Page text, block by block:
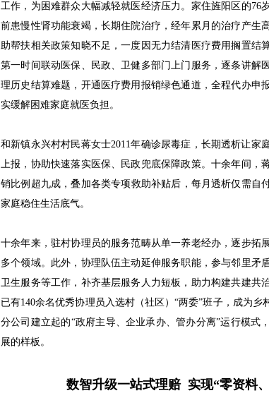
工作，为困难群众大幅减轻就医经济压力。家住旌阳区的76
前患慢性肾功能衰竭，长期住院治疗，经年累月的治疗产生
助帮扶相关政策知晓不足，一度因无力结清医疗费用搁置结
第一时间联动医保、民政、卫健多部门上门服务，逐条讲解
理历史结算难题，开通医疗费用报销绿色通道，全程代办申
实缓解困难家庭就医负担。
和新镇永兴村村民蒋女士2011年确诊尿毒症，长期透析让家
上报，协助快速落实医保、民政兜底保障政策。十余年间，
销比例超九成，叠加各类专项救助补贴后，每月透析仅需自
家庭稳住生活底气。
十余年来，驻村协理员的服务范畴从单一养老经办，逐步拓
多个领域。此外，协理队伍主动延伸服务职能，参与邻里矛
卫生服务等工作，补齐基层服务人力短板，助力构建共建共
已有140余名优秀协理员入选村（社区）“两委”班子，成为
分公司建立起的“政府主导、企业承办、管办分离”运行模式
展的样板。
数智升级一站式理赔 实现“零资料